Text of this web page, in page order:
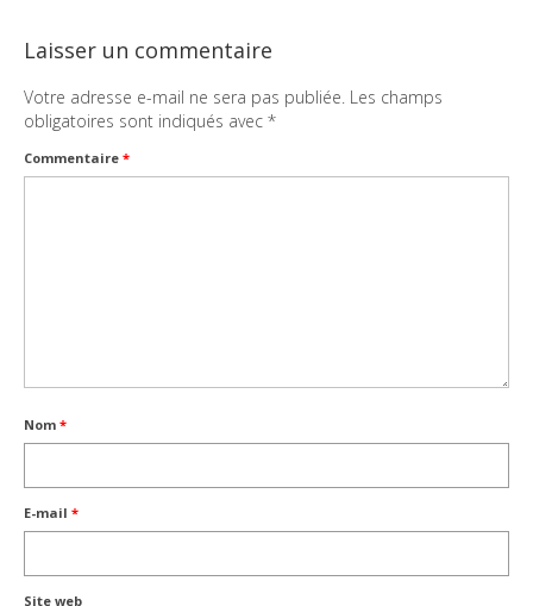
Laisser un commentaire
Votre adresse e-mail ne sera pas publiée. Les champs
obligatoires sont indiqués avec *
Commentaire *
Nom *
E-mail *
Site web